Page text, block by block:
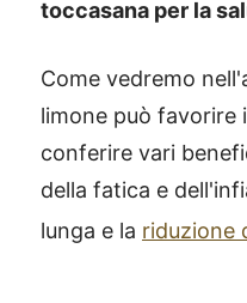
toccasana per la
Come vedremo
limone può favorire
conferire vari
della fatica e
lunga e la riduzione